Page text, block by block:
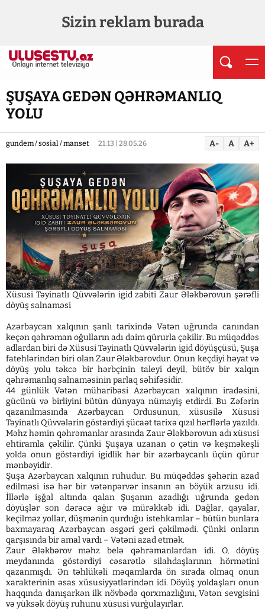
Sizin reklam burada
ŞUŞAYA GEDƏN QƏHRƏMANLIQ
YOLU
gundem / sosial / manset 21:13 | 28.05.26 A- A A+
Xüsusi Təyinatlı Qüvvələrin igid zabiti Zaur Ələkbərovun şərəfli
döyüş salnaməsi
Azərbaycan xalqının şanlı tarixində Vətən uğrunda canından
keçən qəhrəman oğulların adı daim qürurla çəkilir. Bu müqəddəs
adlardan biri də Xüsusi Təyinatlı Qüvvələrin igid döyüşçüsü, Şuşa
fatehlərindən biri olan Zaur Ələkbərovdur. Onun keçdiyi həyat və
döyüş yolu təkcə bir hərbçinin taleyi deyil, bütöv bir xalqın
qəhrəmanlıq salnaməsinin parlaq səhifəsidir.
44 günlük Vətən müharibəsi Azərbaycan xalqının iradəsini,
gücünü və birliyini bütün dünyaya nümayiş etdirdi. Bu Zəfərin
qazanılmasında Azərbaycan Ordusunun, xüsusilə Xüsusi
Təyinatlı Qüvvələrin göstərdiyi şücaət tarixə qızıl hərflərlə yazıldı.
Məhz həmin qəhrəmanlar arasında Zaur Ələkbərovun adı xüsusi
ehtiramla çəkilir. Çünki Şuşaya uzanan o çətin və keşməkeşli
yolda onun göstərdiyi igidlik hər bir azərbaycanlı üçün qürur
mənbəyidir.
Şuşa Azərbaycan xalqının ruhudur. Bu müqəddəs şəhərin azad
edilməsi isə hər bir vətənpərvər insanın ən böyük arzusu idi.
İllərlə işğal altında qalan Şuşanın azadlığı uğrunda gedən
döyüşlər son dərəcə ağır və mürəkkəb idi. Dağlar, qayalar,
keçilməz yollar, düşmənin qurduğu istehkamlar – bütün bunlara
baxmayaraq Azərbaycan əsgəri geri çəkilmədi. Çünki onların
qarşısında bir amal vardı – Vətəni azad etmək.
Zaur Ələkbərov məhz belə qəhrəmanlardan idi. O, döyüş
meydanında göstərdiyi cəsarətlə silahdaşlarının hörmətini
qazanmışdı. Ən təhlükəli məqamlarda ön sırada olmaq onun
xarakterinin əsas xüsusiyyətlərindən idi. Döyüş yoldaşları onun
haqqında danışarkən ilk növbədə qorxmazlığını, Vətən sevgisini
və yüksək döyüş ruhunu xüsusi vurğulayırlar.